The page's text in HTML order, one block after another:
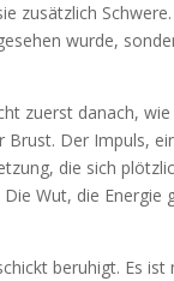
zusätzlich
wurde,
zuerst danach,
Der Impuls,
die sich
Wut, die Energie
beruhigt. Es